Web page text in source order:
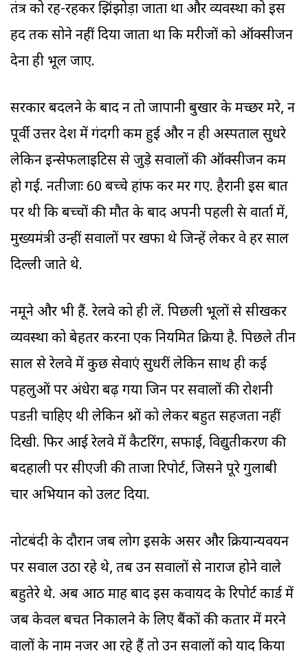
तंत्र को रह-रहकर झिंझोड़ा जाता था और व्यवस्था को इस
हद तक सोने नहीं दिया जाता था कि मरीजों को ऑक्सीजन
देना ही भूल जाए.
सरकार बदलने के बाद न तो जापानी बुखार के मच्छर मरे, न
पूर्वी उत्तर प्रदेश में गंदगी कम हुई और न ही अस्पताल सुधरे
लेकिन इन्सेफलाइटिस से जुड़े सवालों की ऑक्सीजन कम
हो गई. नतीजाः 60 बच्चे हांफ कर मर गए. हैरानी इस बात
पर थी कि बच्चों की मौत के बाद अपनी पहली प्रेस वार्ता में,
मुख्यमंत्री उन्हीं सवालों पर खफा थे जिन्हें लेकर वे हर साल
दिल्ली जाते थे.
नमूने और भी हैं. रेलवे को ही लें. पिछली भूलों से सीखकर
व्यवस्था को बेहतर करना एक नियमित प्रक्रिया है. पिछले तीन
साल से रेलवे में कुछ सेवाएं सुधरीं लेकिन साथ ही कई
पहलुओं पर अंधेरा बढ़ गया जिन पर सवालों की रोशनी
पडऩी चाहिए थी लेकिन प्रश्नों को लेकर बहुत सहजता नहीं
दिखी. फिर आई रेलवे में कैटरिंग, सफाई, विद्युतीकरण की
बदहाली पर सीएजी की ताजा रिपोर्ट, जिसने पूरे गुलाबी
प्रचार अभियान को उलट दिया.
नोटबंदी के दौरान जब लोग इसके असर और क्रियान्यवयन
पर सवाल उठा रहे थे, तब उन सवालों से नाराज होने वाले
बहुतेरे थे. अब आठ माह बाद इस कवायद के रिपोर्ट कार्ड में
जब केवल बचत निकालने के लिए बैंकों की कतार में मरने
वालों के नाम नजर आ रहे हैं तो उन सवालों को याद किया